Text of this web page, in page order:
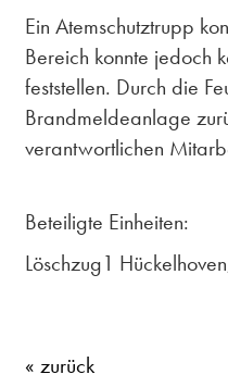
Ein Atemschutztrupp
Bereich konnte jedoch
feststellen. Durch die
Brandmeldeanlage
verantwortlichen
Beteiligte Einheiten:
Löschzug1
« zurück